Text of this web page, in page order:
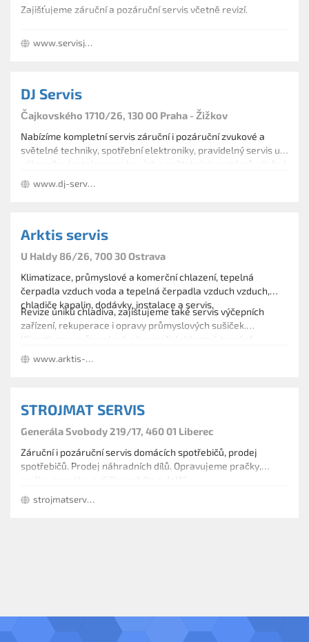
společenské místnosti, travnatá plocha velikosti
více info na www.rekreaceslapy.cz
servis osobní ,dodávkové automobily moto a quad -
parkoviště (24h ostraha)
Autobazar
prodej ojetých automobilů - www.bohemiacars.cz
Zajišťujeme záruční a pozáruční servis včetně revizí.
www.servisjunkers.cz
DJ Servis
Čajkovského 1710/26, 130 00 Praha - Žižkov
Nabízíme kompletní servis záruční i pozáruční zvukové a
světelné techniky, spotřební elektroniky, pravidelný servis u
zákazníka. Instalace zvukových a světelných systémů, plošné
ozvučení, videoprojekce a LCD monitorů. Pronájem ozvučení
a efektového osvětlení.
www.dj-servis.cz
Arktis servis
U Haldy 86/26, 700 30 Ostrava
Klimatizace, průmyslové a komerční chlazení, tepelná
čerpadla vzduch voda a tepelná čerpadla vzduch vzduch,
chladiče kapalin, dodávky, instalace a servis.
Revize úniků chladiva, zajišťujeme také servis výčepních
zařízení, rekuperace i opravy průmyslových sušiček.
Klimatizace, průmyslové a komerční chlazení, tepelná
čerpadla vzduch voda a tepelná čerpadla vzduch vzduch,
chladiče kapalin, dodávky, instalace a servis. Revize úniků
www.arktis-servis.cz
STROJMAT SERVIS
Generála Svobody 219/17, 460 01 Liberec
Záruční i pozáruční servis domácích spotřebičů, prodej
spotřebičů. Prodej náhradních dílů. Opravujeme pračky,
strojmatservis.cz